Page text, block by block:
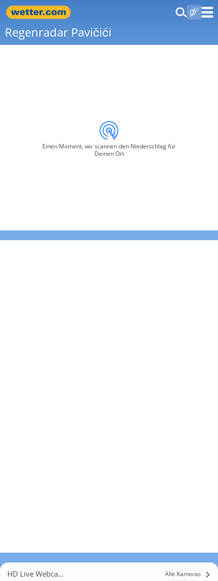
Regenradar Pavičići
Einen Moment, wir scannen den Niederschlag für
Deinen Ort
HD Live Webcams Pavičići Alle Kameras